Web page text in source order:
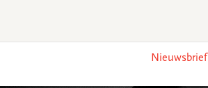
Nieuwsbrief